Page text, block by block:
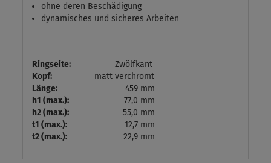
ohne deren Beschädigung
dynamisches und sicheres Arbeiten
Ringseite:
Zwölfkant
Kopf:
matt verchromt
Länge:
459 mm
h1 (max.):
77,0 mm
h2 (max.):
55,0 mm
t1 (max.):
12,7 mm
t2 (max.):
22,9 mm